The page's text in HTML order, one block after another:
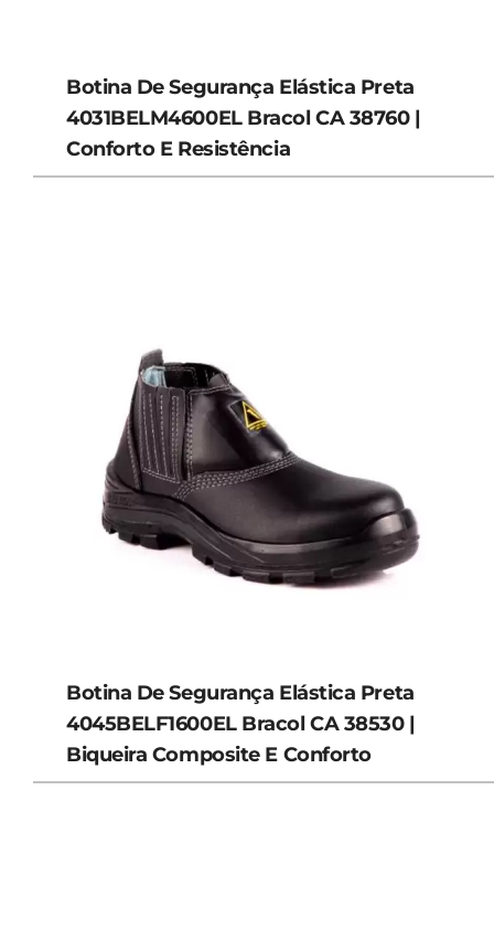
Botina De Segurança Elástica Preta
4031BELM4600EL Bracol CA 38760 |
Conforto E Resistência
Botina De Segurança Elástica Preta
4045BELF1600EL Bracol CA 38530 |
Biqueira Composite E Conforto